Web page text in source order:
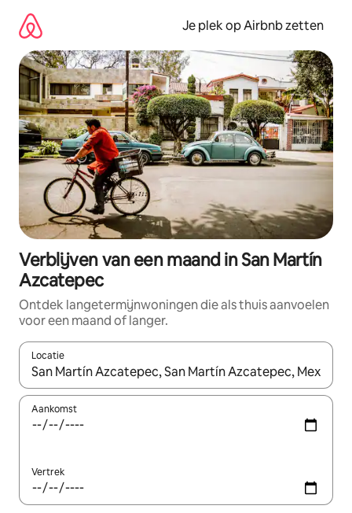
direct
naar
inhoud
Je plek op Airbnb zetten
Verblijven van een maand in San Martín
Azcatepec
Ontdek langetermijnwoningen die als thuis aanvoelen
voor een maand of langer.
Locatie
Wanneer er resultaten beschikbaar zijn, maak je een keuze
Aankomst
Vertrek